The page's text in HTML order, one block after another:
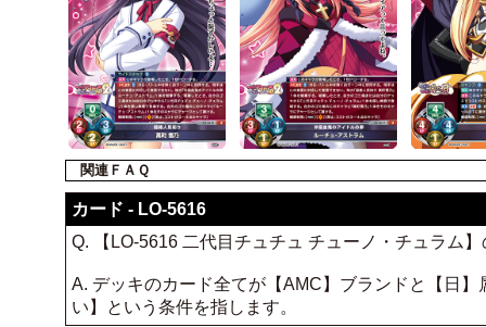
関連ＦＡＱ
カード - LO-5616
Q. 【LO-5616 二代目チュチュ チューノ・チュラム
A. デッキのカード全てが【AMC】ブランドと【日
い】という条件を指します。